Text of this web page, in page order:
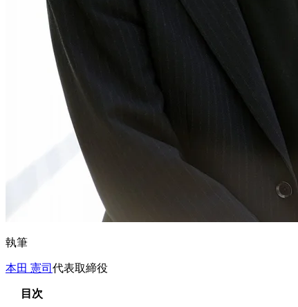
執筆
本田 憲司 代表取締役
目次